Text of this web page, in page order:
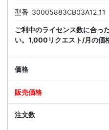
型番 30005883CB03A12_11
ご利中のライセンス数に合っ
い。1,000リクエスト/月の価